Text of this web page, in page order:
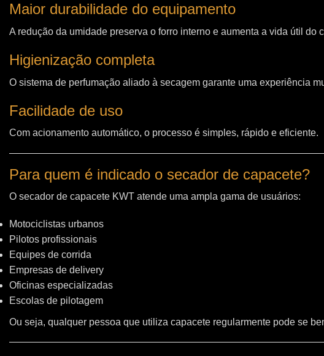
Maior durabilidade do equipamento
A redução da umidade preserva o forro interno e aumenta a vida útil do
Higienização completa
O sistema de perfumação aliado à secagem garante uma experiência
Facilidade de uso
Com acionamento automático, o processo é simples, rápido e eficiente.
Para quem é indicado o secador de capacete?
O secador de capacete KWT atende uma ampla gama de usuários:
Motociclistas urbanos
Pilotos profissionais
Equipes de corrida
Empresas de delivery
Oficinas especializadas
Escolas de pilotagem
Ou seja, qualquer pessoa que utiliza capacete regularmente pode se